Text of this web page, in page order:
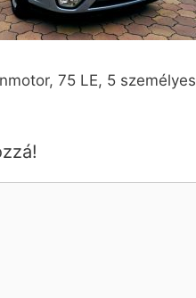
75 LE, 5 személyes